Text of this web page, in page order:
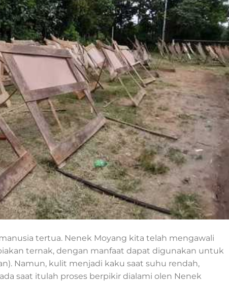
tertua. Nenek Moyang kita telah mengawali
ternak, dengan manfaat dapat digunakan untuk
Namun, kulit menjadi kaku saat suhu rendah,
saat itulah proses berpikir dialami olen Nenek